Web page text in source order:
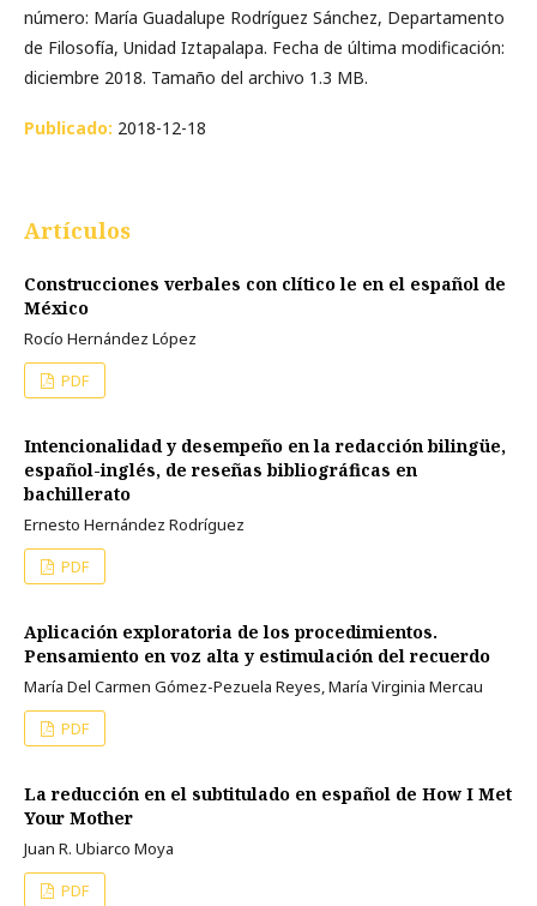
número: María Guadalupe Rodríguez Sánchez, Departamento
de Filosofía, Unidad Iztapalapa. Fecha de última modificación:
diciembre 2018. Tamaño del archivo 1.3 MB.
Publicado: 2018-12-18
Artículos
Construcciones verbales con clítico le en el español de
México
Rocío Hernández López
PDF
Intencionalidad y desempeño en la redacción bilingüe,
español-inglés, de reseñas bibliográficas en
bachillerato
Ernesto Hernández Rodríguez
PDF
Aplicación exploratoria de los procedimientos.
Pensamiento en voz alta y estimulación del recuerdo
María Del Carmen Gómez-Pezuela Reyes, María Virginia Mercau
PDF
La reducción en el subtitulado en español de How I Met
Your Mother
Juan R. Ubiarco Moya
PDF